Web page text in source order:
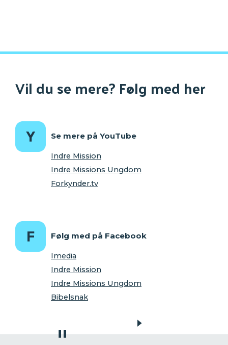
Vil du se mere? Følg med her
Se mere på YouTube
Indre Mission
Indre Missions Ungdom
Forkynder.tv
Følg med på Facebook
Imedia
Indre Mission
Indre Missions Ungdom
Bibelsnak